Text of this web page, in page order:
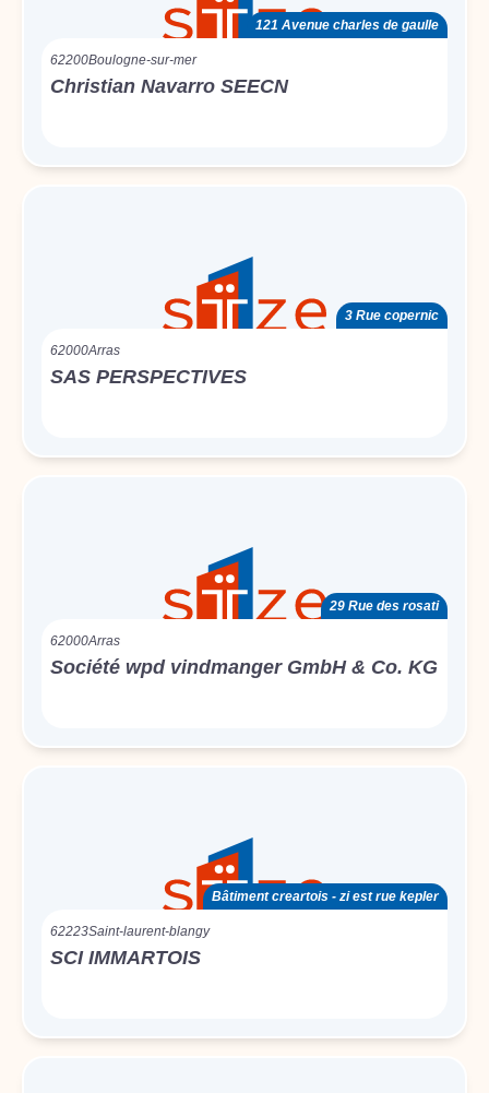
121 Avenue charles de gaulle
62200Boulogne-sur-mer
Christian Navarro SEECN
3 Rue copernic
62000Arras
SAS PERSPECTIVES
29 Rue des rosati
62000Arras
Société wpd vindmanger GmbH & Co. KG
Bâtiment creartois - zi est rue kepler
62223Saint-laurent-blangy
SCI IMMARTOIS